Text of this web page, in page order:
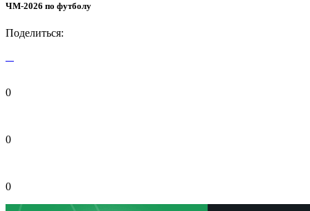
ЧМ-2026 по футболу
Поделиться:
0
0
0